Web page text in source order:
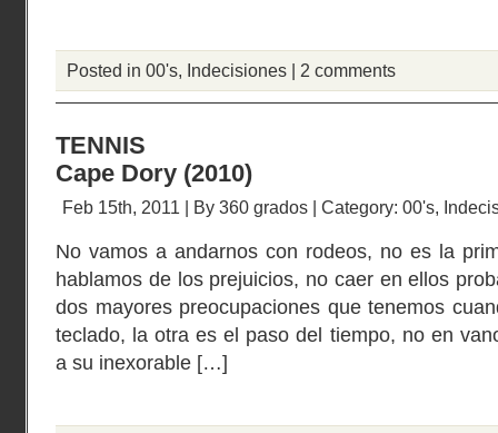
Posted in 00's, Indecisiones | 2 comments
TENNIS
Cape Dory (2010)
Feb 15th, 2011 | By 360 grados | Category: 00's,
No vamos a andarnos con rodeos, no es la
hablamos de los prejuicios, no caer en ellos
dos mayores preocupaciones que tenemos
teclado, la otra es el paso del tiempo, no en
a su inexorable […]